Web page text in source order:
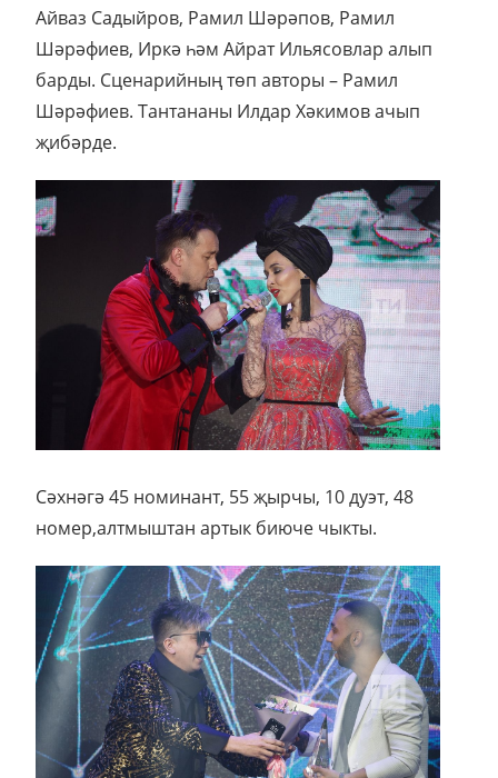
Айваз Садыйров, Рамил Шәрәпов, Рамил
Шәрәфиев, Иркә һәм Айрат Ильясовлар алып
барды. Сценарийның төп авторы – Рамил
Шәрәфиев. Тантананы Илдар Хәкимов ачып
җибәрде.
Сәхнәгә 45 номинант, 55 җырчы, 10 дуэт, 48
номер,алтмыштан артык биюче чыкты.